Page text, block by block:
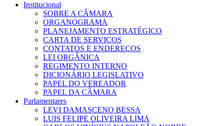
Institucional
SOBRE A CÂMARA
ORGANOGRAMA
PLANEJAMENTO ESTRATÉGICO
CARTA DE SERVIÇOS
CONTATOS E ENDEREÇOS
LEI ORGÂNICA
REGIMENTO INTERNO
DICIONÁRIO LEGISLATIVO
PAPEL DO VEREADOR
PAPEL DA CÂMARA
Parlamentares
LEVI DAMASCENO BESSA
LUIS FELIPE OLIVEIRA LIMA